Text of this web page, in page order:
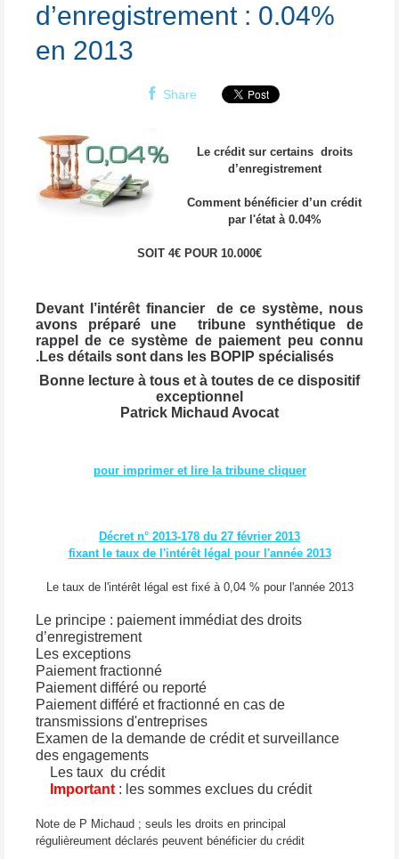
d’enregistrement : 0.04%
en 2013
Share
Le crédit sur certains droits
d’enregistrement
Comment bénéficier d’un crédit
par l'état à 0.04%
SOIT 4€ POUR 10.000€
Devant l’intérêt financier
de ce système, nous
avons préparé une
tribune synthétique de
rappel de ce système de paiement peu connu
.Les détails sont dans les BOPIP spécialisés
Bonne lecture à tous et à toutes de ce dispositif
exceptionnel
Patrick Michaud Avocat
pour imprimer et lire la tribune cliquer
Décret n° 2013-178 du 27 février 2013
fixant le taux de l'intérêt légal pour l'année 2013
Le taux de l'intérêt légal est fixé à 0,04 % pour l'année 2013
Le principe : paiement immédiat des droits
d’enregistrement
Les exceptions
Paiement fractionné
Paiement différé ou reporté
Paiement différé et fractionné en cas de
transmissions d'entreprises
Examen de la demande de crédit et surveillance
des engagements
Les taux du crédit
Important : les sommes exclues du crédit
Note de P Michaud ; seuls les droits en principal
régulièreument déclarés peuvent bénéficier du crédit